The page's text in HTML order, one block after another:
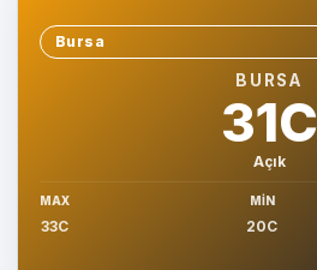
Sehir sec
BURSA
31C
Açık
MAX
33C
MIN
20C